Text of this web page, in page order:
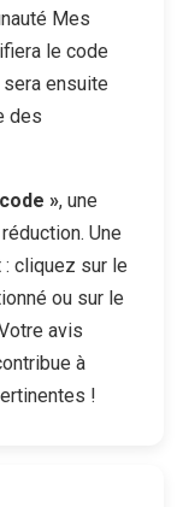
Mes
le code
ensuite
des
», une
Une
cliquez sur le
ou sur le
avis
à
!